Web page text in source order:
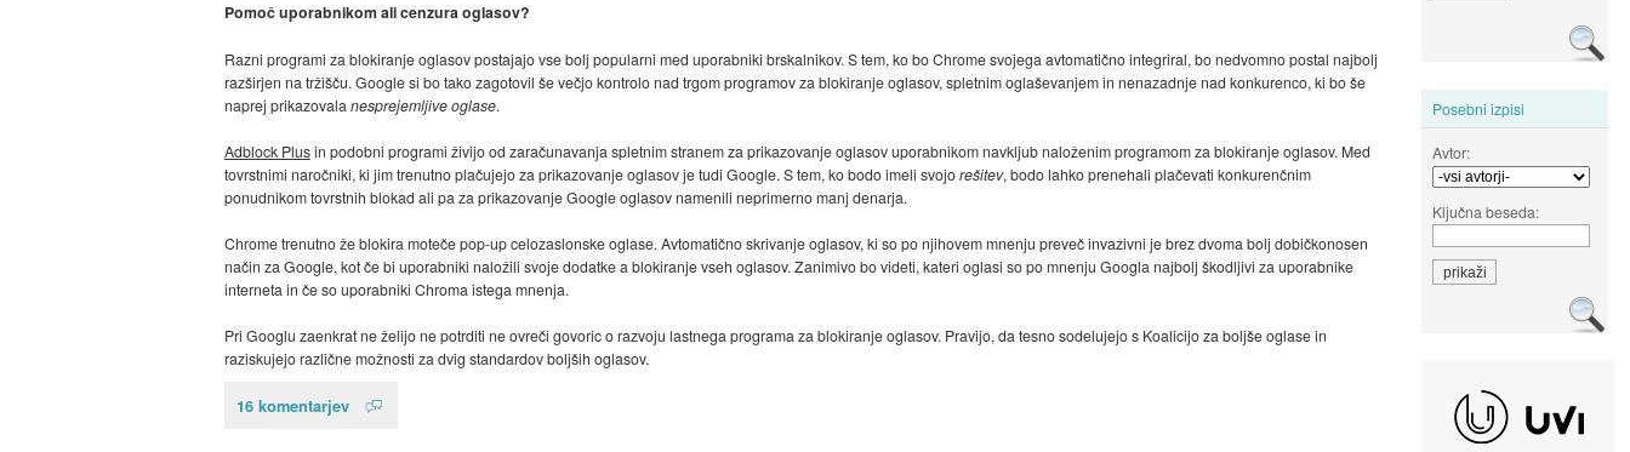
Posebni izpisi
Avtor:
Ključna beseda:
Pomoč uporabnikom ali cenzura oglasov?
Razni programi za blokiranje oglasov postajajo vse bolj popularni med uporabniki brskalnikov. S tem, ko bo Chrome svojega avtomatično integriral, bo nedvomno postal najbolj
razširjen na tržišču. Google si bo tako zagotovil še večjo kontrolo nad trgom programov za blokiranje oglasov, spletnim oglaševanjem in nenazadnje nad konkurenco, ki bo še
naprej prikazovala nesprejemljive oglase.
Adblock Plusin podobni programi živijo od zaračunavanja spletnim stranem za prikazovanje oglasov uporabnikom navkljub naloženim programom za blokiranje oglasov. Med
tovrstnimi naročniki, ki jim trenutno plačujejo za prikazovanje oglasov je tudi Google. S tem, ko bodo imeli svojorešitev, bodo lahko prenehali plačevati konkurenčnim
ponudnikom tovrstnih blokad ali pa za prikazovanje Google oglasov namenili neprimerno manj denarja.
Chrome trenutno že blokira moteče pop-up celozaslonske oglase. Avtomatično skrivanje oglasov, ki so po njihovem mnenju preveč invazivni je brez dvoma bolj dobičkonosen
način za Google, kot če bi uporabniki naložili svoje dodatke a blokiranje vseh oglasov. Zanimivo bo videti, kateri oglasi so po mnenju Googla najbolj škodljivi za uporabnike
interneta in če so uporabniki Chroma istega mnenja.
Pri Googlu zaenkrat ne želijo ne potrditi ne ovreči govoric o razvoju lastnega programa za blokiranje oglasov. Pravijo, da tesno sodelujejo s Koalicijo za boljše oglase in
raziskujejo različne možnosti za dvig standardov boljših oglasov.
16 komentarjev